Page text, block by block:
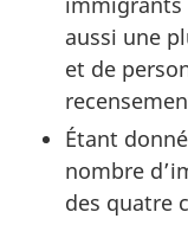
aussi une
et de
Étant
nombre
des quatre